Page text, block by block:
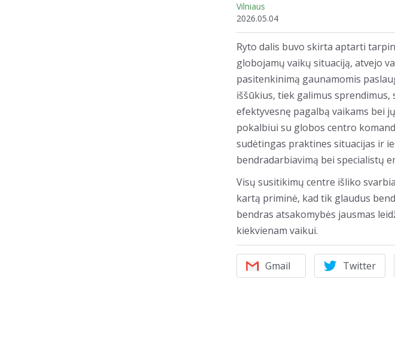
Vilniaus
2026.05.04
Ryto dalis buvo skirta aptarti
globojamų vaikų situaciją, atvejo
pasitenkinimą gaunamomis
iššūkius, tiek galimus
efektyvesnę pagalbą vaikams bei
pokalbiui su globos centro
sudėtingas praktines situacijas ir
bendradarbiavimą bei specialistų
Visų susitikimų centre išliko
kartą priminė, kad tik glaudus
bendras atsakomybės jausmas
kiekvienam vaikui.
Gmail Twitter